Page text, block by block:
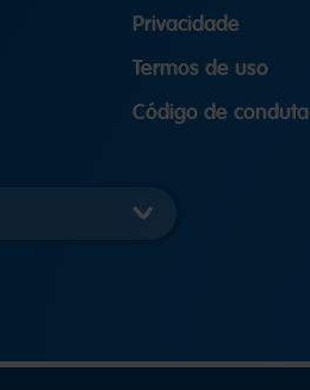
Privacidade
Termos de uso
Código de conduta